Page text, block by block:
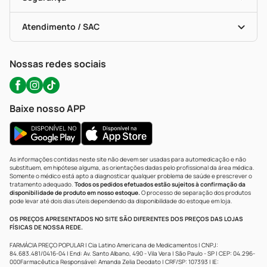
Troca E Devolução
Bulas De A A Z
Políticas De Marketplace
Testes Rápidos
Autoteste Covid-19
Certificado De Segurança
Portal Da Privacidade
Atendimento / SAC
WhatsApp (47) 9202-1687
Nossas redes sociais
Baixe nosso APP
As informações contidas neste site não devem ser usadas para automedicação e não
substituem, em hipótese alguma, as orientações dadas pelo profissional da área médica.
Somente o médico está apto a diagnosticar qualquer problema de saúde e prescrever o
tratamento adequado. Todos os pedidos efetuados estão sujeitos à confirmação da
disponibilidade de produto em nosso estoque.O processo de separação dos produtos
pode levar até dois dias úteis dependendo da disponibilidade do estoque em loja.
OS PREÇOS APRESENTADOS NO SITE SÃO DIFERENTES DOS PREÇOS DAS LOJAS
FÍSICAS DE NOSSA REDE.
FARMÁCIA PREÇO POPULAR | Cia Latino Americana de Medicamentos | CNPJ:
84.683.481/0416-04 | End: Av. Santo Albano, 490 - Vila Vera | São Paulo - SP | CEP: 04.296-
000Farmacêutica Responsável: Amanda Zelia Deodato | CRF/SP: 107393 | IE: